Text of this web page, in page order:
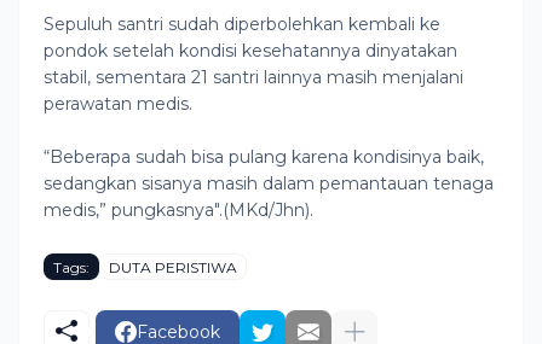
Sepuluh santri sudah diperbolehkan kembali ke
pondok setelah kondisi kesehatannya dinyatakan
stabil, sementara 21 santri lainnya masih menjalani
perawatan medis.
“Beberapa sudah bisa pulang karena kondisinya baik,
sedangkan sisanya masih dalam pemantauan tenaga
medis,” pungkasnya".(MKd/Jhn).
Tags: DUTA PERISTIWA
Facebook